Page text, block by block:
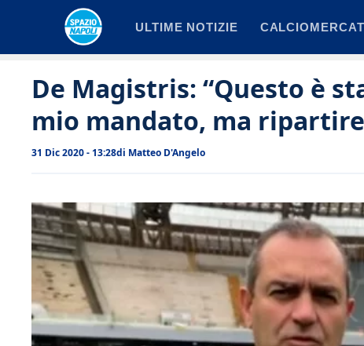
ULTIME NOTIZIE
De Magistris: “Questo è
mio mandato, ma
31 Dic 2020 - 13:28di Matteo D'Angelo